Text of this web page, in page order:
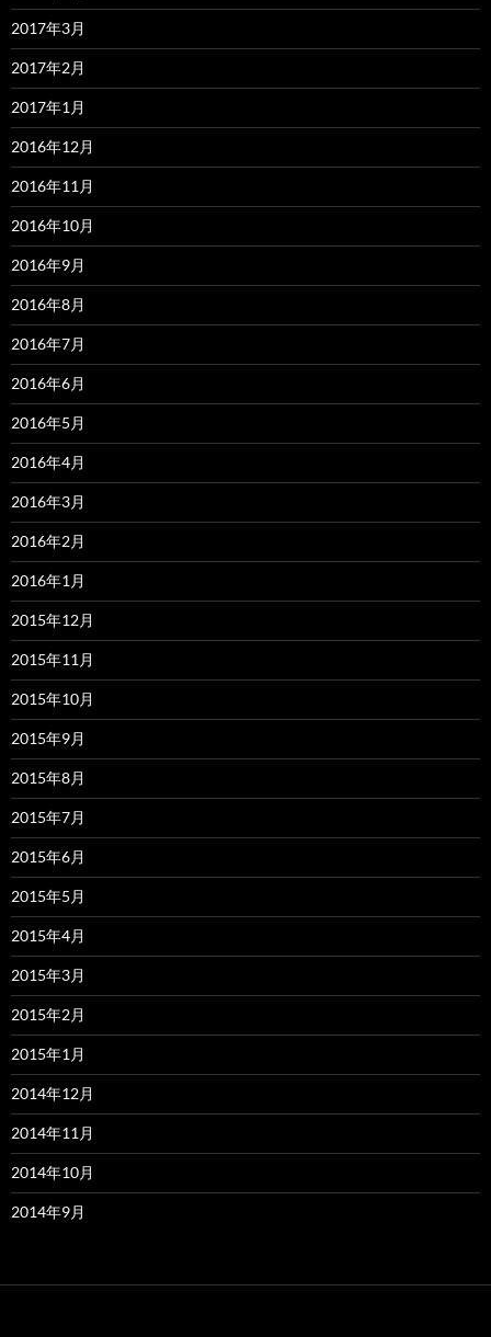
2017年3月
2017年2月
2017年1月
2016年12月
2016年11月
2016年10月
2016年9月
2016年8月
2016年7月
2016年6月
2016年5月
2016年4月
2016年3月
2016年2月
2016年1月
2015年12月
2015年11月
2015年10月
2015年9月
2015年8月
2015年7月
2015年6月
2015年5月
2015年4月
2015年3月
2015年2月
2015年1月
2014年12月
2014年11月
2014年10月
2014年9月